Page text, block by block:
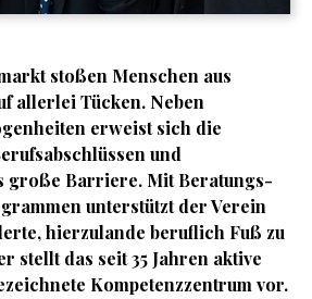
stoßen Menschen aus
allerlei Tücken. Neben
erweist sich die
und
große Barriere. Mit Beratungs-
unterstützt der Verein
hierzulande beruflich Fuß zu
stellt das seit 35 Jahren aktive
Kompetenzzentrum vor.